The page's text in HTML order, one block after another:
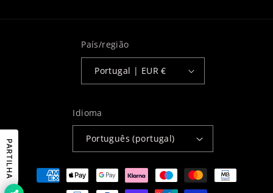
País/região
Portugal | EUR €
Idioma
Português (portugal)
Métodos
de
PARTILHA